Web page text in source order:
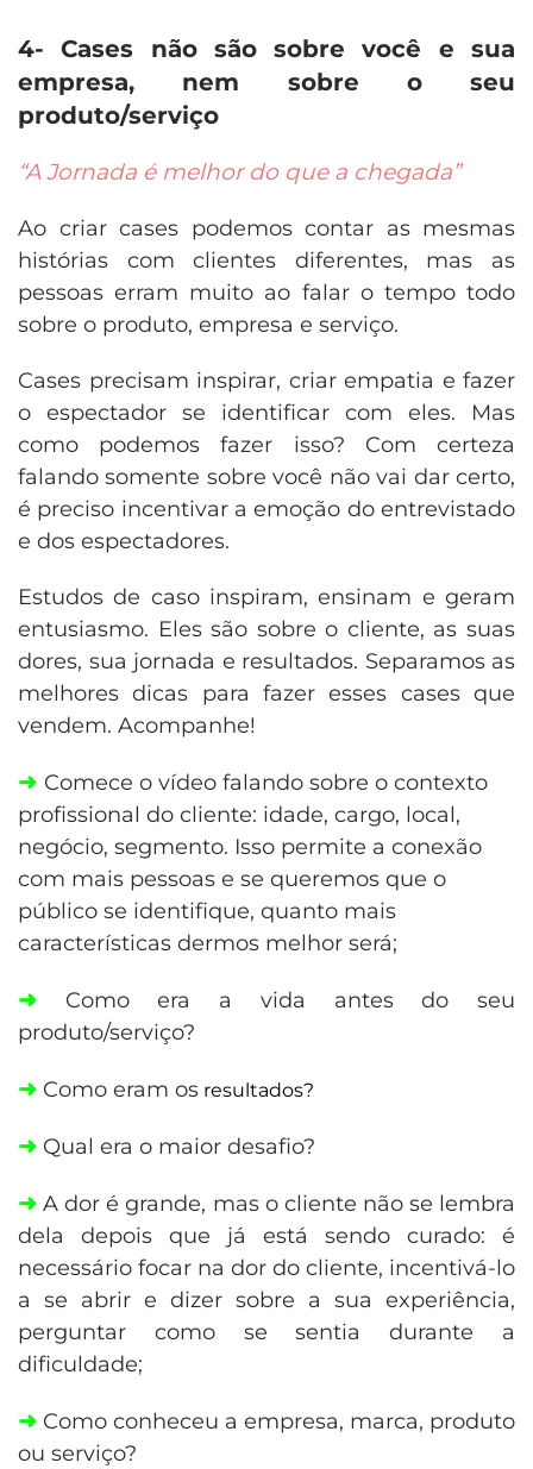
4- Cases não são sobre você e sua
empresa, nem sobre o seu
produto/serviço
“A Jornada é melhor do que a chegada”
Ao criar cases podemos contar as mesmas
histórias com clientes diferentes, mas as
pessoas erram muito ao falar o tempo todo
sobre o produto, empresa e serviço.
Cases precisam inspirar, criar empatia e fazer
o espectador se identificar com eles. Mas
como podemos fazer isso? Com certeza
falando somente sobre você não vai dar certo,
é preciso incentivar a emoção do entrevistado
e dos espectadores.
Estudos de caso inspiram, ensinam e geram
entusiasmo. Eles são sobre o cliente, as suas
dores, sua jornada e resultados. Separamos as
melhores dicas para fazer esses cases que
vendem. Acompanhe!
➜ Comece o vídeo falando sobre o contexto
profissional do cliente: idade, cargo, local,
negócio, segmento. Isso permite a conexão
com mais pessoas e se queremos que o
público se identifique, quanto mais
características dermos melhor será;
➜
Como era a vida antes do seu
produto/serviço?
➜ Como eram os resultados?
➜ Qual era o maior desafio?
➜ A dor é grande, mas o cliente não se lembra
dela depois que já está sendo curado: é
necessário focar na dor do cliente, incentivá-lo
a se abrir e dizer sobre a sua experiência,
perguntar como se sentia durante a
dificuldade;
➜ Como conheceu a empresa, marca, produto
ou serviço?